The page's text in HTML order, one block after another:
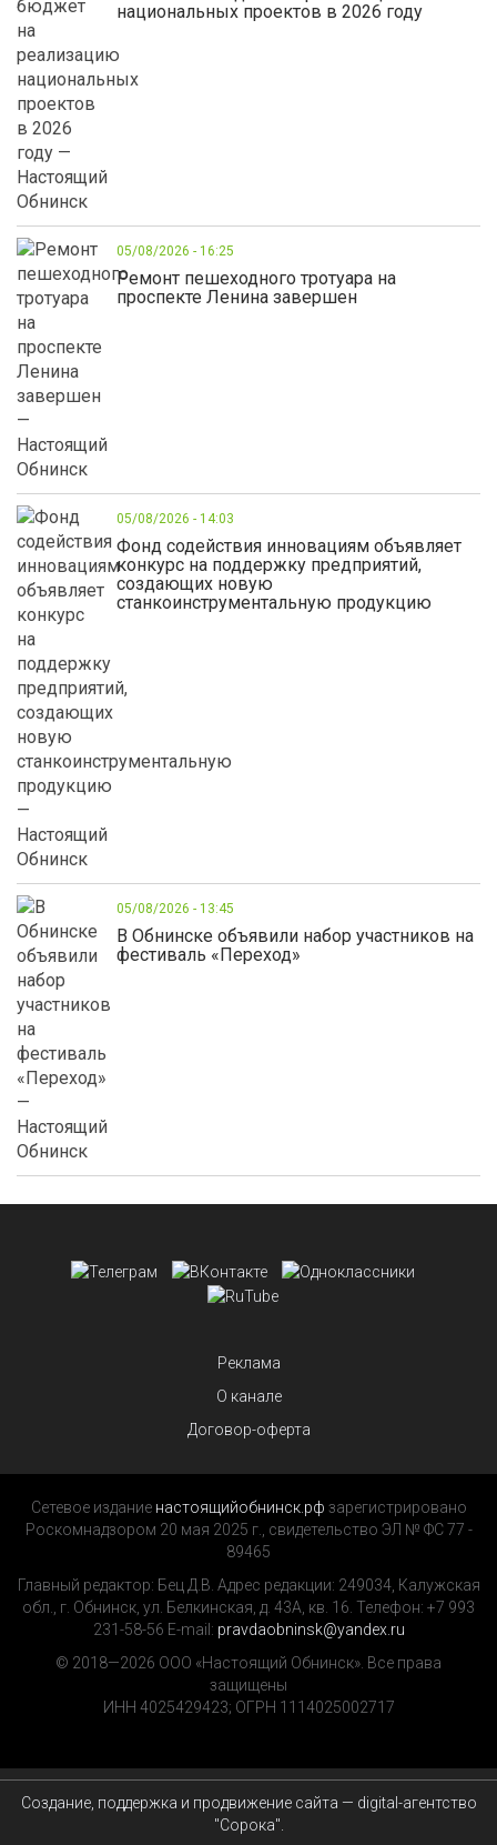
национальных проектов в 2026 году
05/08/2026 - 16:25
Ремонт пешеходного тротуара на
проспекте Ленина завершен
05/08/2026 - 14:03
Фонд содействия инновациям объявляет
конкурс на поддержку предприятий,
создающих новую
станкоинструментальную продукцию
05/08/2026 - 13:45
В Обнинске объявили набор участников на
фестиваль «Переход»
Реклама
О канале
Договор-оферта
Сетевое издание настоящийобнинск.рф зарегистрировано
Роскомнадзором 20 мая 2025 г., свидетельство ЭЛ № ФС 77 -
89465
Главный редактор: Бец Д.В. Адрес редакции: 249034, Калужская
обл., г. Обнинск, ул. Белкинская, д. 43А, кв. 16. Телефон: +7 993
231-58-56 E-mail: pravdaobninsk@yandex.ru
© 2018—2026 ООО «Настоящий Обнинск». Все права
защищены
ИНН 4025429423; ОГРН 1114025002717
Создание, поддержка и продвижение сайта — digital-агентство
"Сорока"